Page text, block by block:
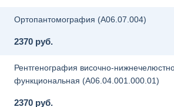
Ортопантомография (A06.07.004)
2370 руб.
Рентгенография височно-
функциональная (A06.04.001.000.01)
2370 руб.